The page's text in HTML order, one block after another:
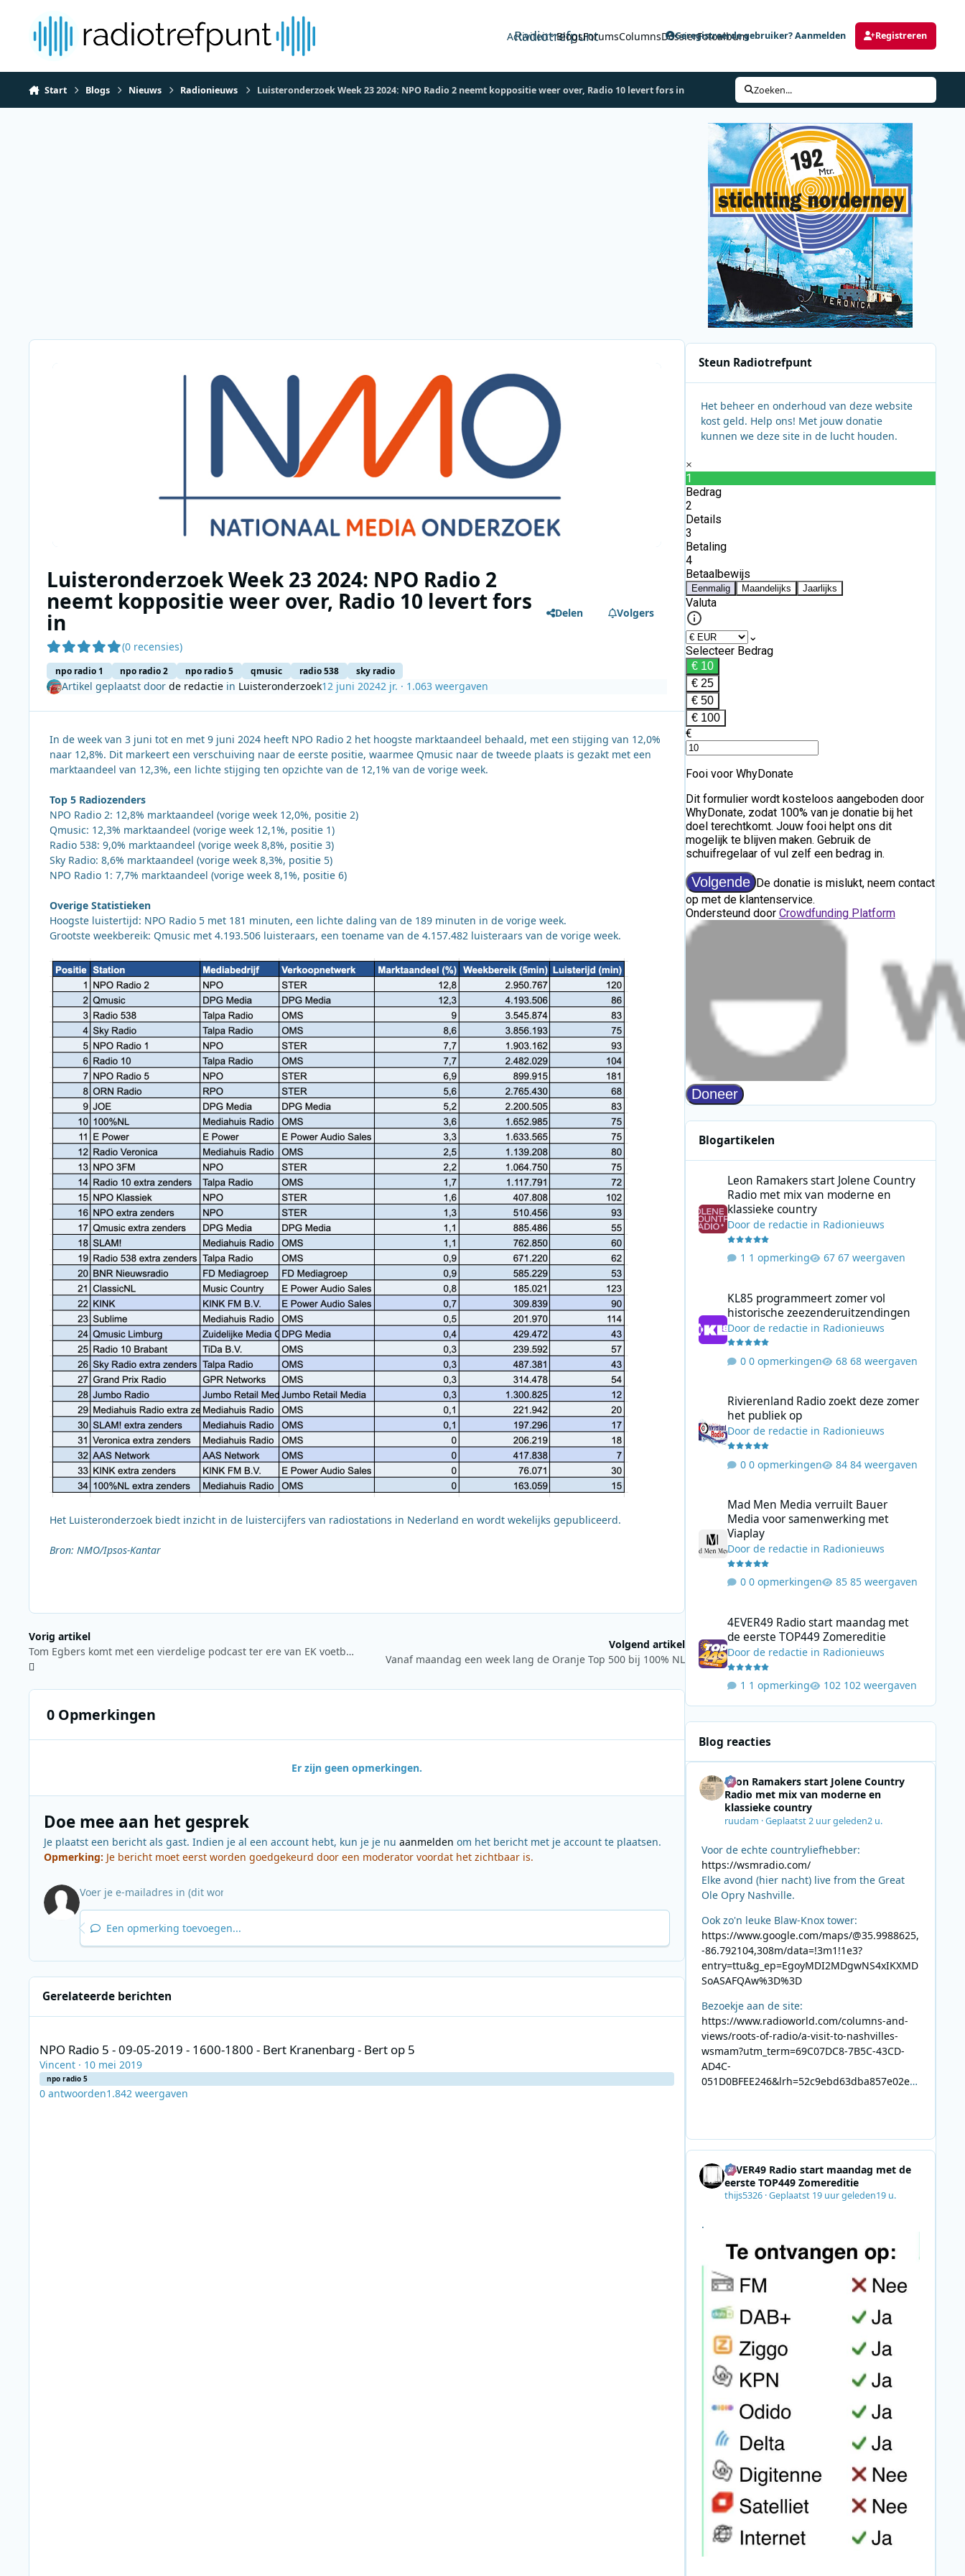
Radiotrefpunt
Activiteit BlogsForumsColumnsDossierFotoalbum
Geregistreerde gebruiker? Aanmelden Registreren
Start Blogs Nieuws Radionieuws Luisteronderzoek Week 23 2024: NPO Radio 2 neemt koppositie weer over, Radio 10 levert fors in Zoeken...
Luisteronderzoek Week 23 2024: NPO Radio 2
neemt koppositie weer over, Radio 10 levert fors
in
(0 recensies)
npo radio 1 npo radio 2 npo radio 5 qmusic radio 538 sky radio
Delen Volgers
Artikel geplaatst door de redactiein Luisteronderzoek12 juni 20242 jr. · 1.063 weergaven
In de week van 3 juni tot en met 9 juni 2024 heeft NPO Radio 2 het hoogste marktaandeel behaald, met een stijging van 12,0%
naar 12,8%. Dit markeert een verschuiving naar de eerste positie, waarmee Qmusic naar de tweede plaats is gezakt met een
marktaandeel van 12,3%, een lichte stijging ten opzichte van de 12,1% van de vorige week.
Top 5 Radiozenders
NPO Radio 2: 12,8% marktaandeel (vorige week 12,0%, positie 2)
Qmusic: 12,3% marktaandeel (vorige week 12,1%, positie 1)
Radio 538: 9,0% marktaandeel (vorige week 8,8%, positie 3)
Sky Radio: 8,6% marktaandeel (vorige week 8,3%, positie 5)
NPO Radio 1: 7,7% marktaandeel (vorige week 8,1%, positie 6)
Overige Statistieken
Hoogste luistertijd: NPO Radio 5 met 181 minuten, een lichte daling van de 189 minuten in de vorige week.
Grootste weekbereik: Qmusic met 4.193.506 luisteraars, een toename van de 4.157.482 luisteraars van de vorige week.
Het Luisteronderzoek biedt inzicht in de luistercijfers van radiostations in Nederland en wordt wekelijks gepubliceerd.
Bron: NMO/Ipsos-Kantar
Vorig artikel
Tom Egbers komt met een vierdelige podcast ter ere van EK voetbal: 'Vergeten Helden'
Volgend artikel
Vanaf maandag een week lang de Oranje Top 500 bij 100% NL
0 Opmerkingen
Er zijn geen opmerkingen.
Doe mee aan het gesprek
Je plaatst een bericht als gast. Indien je al een account hebt, kun je je nu aanmelden om het bericht met je account te plaatsen.
Opmerking: Je bericht moet eerst worden goedgekeurd door een moderator voordat het zichtbaar is.
Een opmerking toevoegen...
Gerelateerde berichten
NPO Radio 5 - 09-05-2019 - 1600-1800 - Bert Kranenbarg - Bert op 5
Vincent · 10 mei 2019
npo radio 5
0 antwoorden1.842 weergaven
Steun Radiotrefpunt
Het beheer en onderhoud van deze website
kost geld. Help ons! Met jouw donatie
kunnen we deze site in de lucht houden.
Blogartikelen
Leon Ramakers start Jolene Country
Radio met mix van moderne en
klassieke country
Door de redactiein Radionieuws
1 opmerking 67 weergaven
KL85 programmeert zomer vol
historische zeezenderuitzendingen
Door de redactiein Radionieuws
0 opmerkingen 68 weergaven
Rivierenland Radio zoekt deze zomer
het publiek op
Door de redactiein Radionieuws
0 opmerkingen 84 weergaven
Mad Men Media verruilt Bauer
Media voor samenwerking met
Viaplay
Door de redactiein Radionieuws
0 opmerkingen 85 weergaven
4EVER49 Radio start maandag met de eerste TOP449
4EVER49 Radio start maandag met
de eerste TOP449 Zomereditie
Door de redactiein Radionieuws
1 opmerking 102 weergaven
Blog reacties
Leon Ramakers start Jolene Country
Radio met mix van moderne en
klassieke country
ruudam ·Geplaatst2 uur geleden2 u.
Voor de echte countryliefhebber:
https://wsmradio.com/
Elke avond (hier nacht) live from the Great
Ole Opry Nashville.
Ook zo'n leuke Blaw-Knox tower:
https://www.google.com/maps/@35.9988625,
-86.792104,308m/data=!3m1!1e3?
entry=ttu&g_ep=EgoyMDI2MDgwNS4xIKXMD
SoASAFQAw%3D%3D
Bezoekje aan de site:
https://www.radioworld.com/columns-and-
views/roots-of-radio/a-visit-to-nashvilles-
wsmam?utm_term=69C07DC8-7B5C-43CD-
AD4C-
051D0BFEE246&lrh=52c9ebd63dba857e02ec
AB2831C8A639&utm_medium=email&utm_co
8F09201A140D&utm_source=SmartBrief
4EVER49 Radio start maandag met de
eerste TOP449 Zomereditie
thijs5326·Geplaatst 19 uur geleden19 u.
.